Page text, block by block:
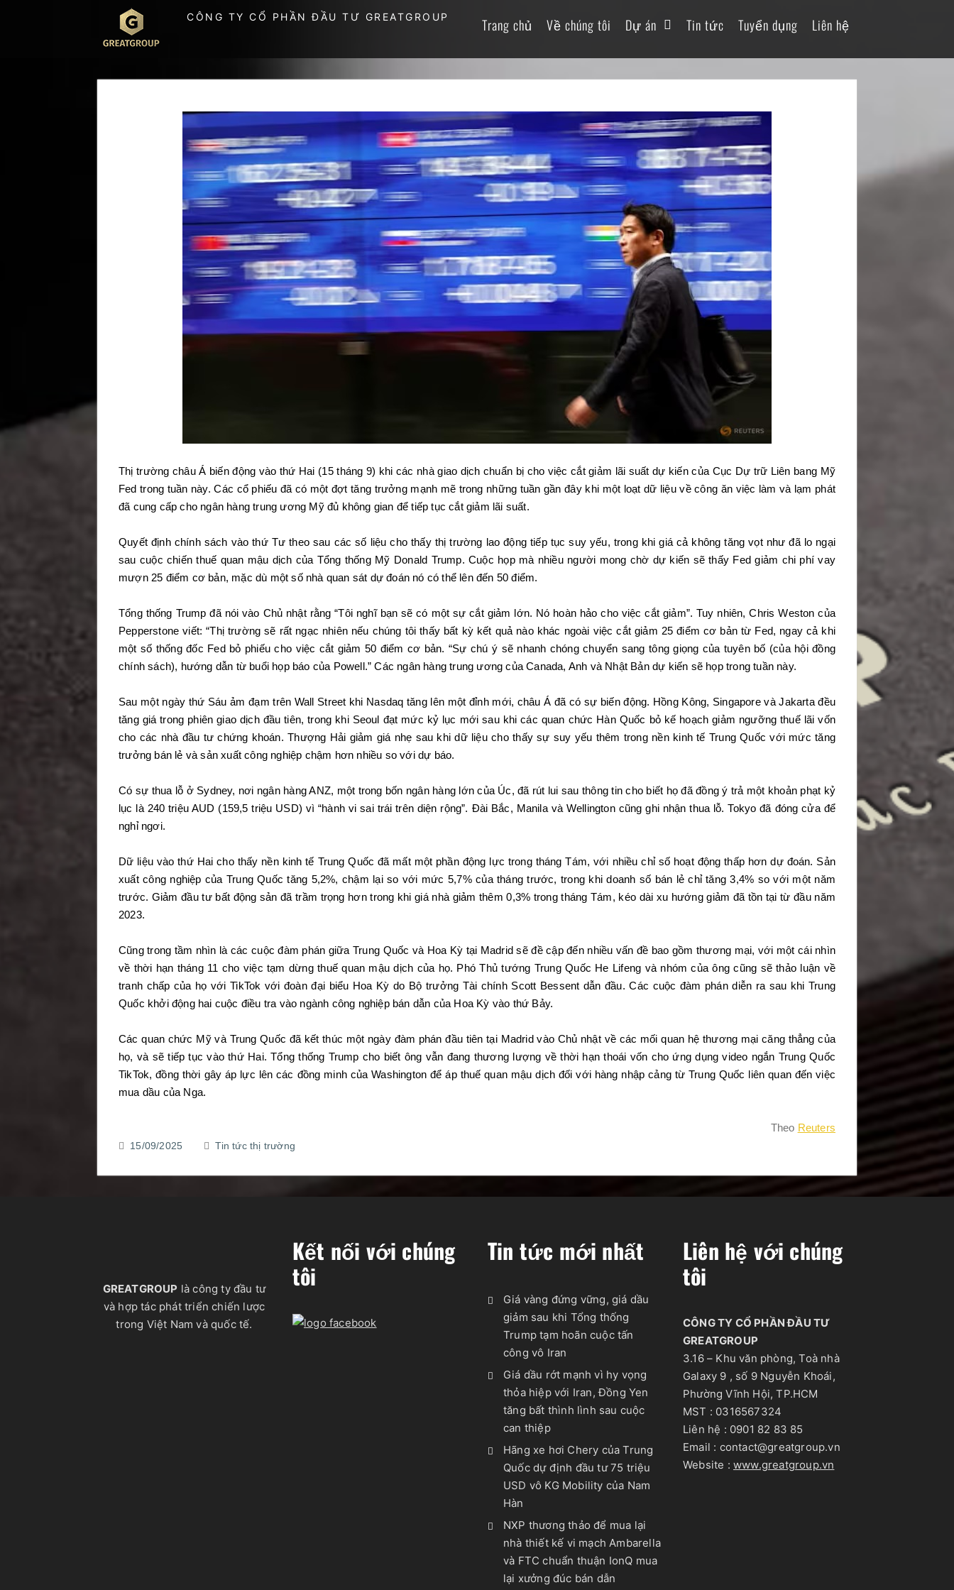
CÔNG TY CỔ PHẦN ĐẦU TƯ GREATGROUP Trang chủ Về chúng tôi Dự án Tin tức Tuyển dụng Liên hệ
Thị trường châu Á biến động vào thứ Hai (15 tháng 9) khi các nhà giao dịch chuẩn bị cho việc cắt giảm lãi suất dự kiến của Cục Dự trữ Liên bang Mỹ
Fed trong tuần này. Các cổ phiếu đã có một đợt tăng trưởng mạnh mẽ trong những tuần gần đây khi một loạt dữ liệu về công ăn việc làm và lạm phát
đã cung cấp cho ngân hàng trung ương Mỹ đủ không gian để tiếp tục cắt giảm lãi suất.
Quyết định chính sách vào thứ Tư theo sau các số liệu cho thấy thị trường lao động tiếp tục suy yếu, trong khi giá cả không tăng vọt như đã lo ngại
sau cuộc chiến thuế quan mậu dịch của Tổng thống Mỹ Donald Trump. Cuộc họp mà nhiều người mong chờ dự kiến sẽ thấy Fed giảm chi phí vay
mượn 25 điểm cơ bản, mặc dù một số nhà quan sát dự đoán nó có thể lên đến 50 điểm.
Tổng thống Trump đã nói vào Chủ nhật rằng “Tôi nghĩ bạn sẽ có một sự cắt giảm lớn. Nó hoàn hảo cho việc cắt giảm”. Tuy nhiên, Chris Weston của
Pepperstone viết: “Thị trường sẽ rất ngạc nhiên nếu chúng tôi thấy bất kỳ kết quả nào khác ngoài việc cắt giảm 25 điểm cơ bản từ Fed, ngay cả khi
một số thống đốc Fed bỏ phiếu cho việc cắt giảm 50 điểm cơ bản. “Sự chú ý sẽ nhanh chóng chuyển sang tông giọng của tuyên bố (của hội đồng
chính sách), hướng dẫn từ buổi họp báo của Powell.” Các ngân hàng trung ương của Canada, Anh và Nhật Bản dự kiến sẽ họp trong tuần này.
Sau một ngày thứ Sáu ảm đạm trên Wall Street khi Nasdaq tăng lên một đỉnh mới, châu Á đã có sự biến động. Hồng Kông, Singapore và Jakarta đều
tăng giá trong phiên giao dịch đầu tiên, trong khi Seoul đạt mức kỷ lục mới sau khi các quan chức Hàn Quốc bỏ kế hoạch giảm ngưỡng thuế lãi vốn
cho các nhà đầu tư chứng khoán. Thượng Hải giảm giá nhẹ sau khi dữ liệu cho thấy sự suy yếu thêm trong nền kinh tế Trung Quốc với mức tăng
trưởng bán lẻ và sản xuất công nghiệp chậm hơn nhiều so với dự báo.
Có sự thua lỗ ở Sydney, nơi ngân hàng ANZ, một trong bốn ngân hàng lớn của Úc, đã rút lui sau thông tin cho biết họ đã đồng ý trả một khoản phạt kỷ
lục là 240 triệu AUD (159,5 triệu USD) vì “hành vi sai trái trên diện rộng”. Đài Bắc, Manila và Wellington cũng ghi nhận thua lỗ. Tokyo đã đóng cửa để
nghỉ ngơi.
Dữ liệu vào thứ Hai cho thấy nền kinh tế Trung Quốc đã mất một phần động lực trong tháng Tám, với nhiều chỉ số hoạt động thấp hơn dự đoán. Sản
xuất công nghiệp của Trung Quốc tăng 5,2%, chậm lại so với mức 5,7% của tháng trước, trong khi doanh số bán lẻ chỉ tăng 3,4% so với một năm
trước. Giảm đầu tư bất động sản đã trầm trọng hơn trong khi giá nhà giảm thêm 0,3% trong tháng Tám, kéo dài xu hướng giảm đã tồn tại từ đầu năm
2023.
Cũng trong tầm nhìn là các cuộc đàm phán giữa Trung Quốc và Hoa Kỳ tại Madrid sẽ đề cập đến nhiều vấn đề bao gồm thương mại, với một cái nhìn
về thời hạn tháng 11 cho việc tạm dừng thuế quan mậu dịch của họ. Phó Thủ tướng Trung Quốc He Lifeng và nhóm của ông cũng sẽ thảo luận về
tranh chấp của họ với TikTok với đoàn đại biểu Hoa Kỳ do Bộ trưởng Tài chính Scott Bessent dẫn đầu. Các cuộc đàm phán diễn ra sau khi Trung
Quốc khởi động hai cuộc điều tra vào ngành công nghiệp bán dẫn của Hoa Kỳ vào thứ Bảy.
Các quan chức Mỹ và Trung Quốc đã kết thúc một ngày đàm phán đầu tiên tại Madrid vào Chủ nhật về các mối quan hệ thương mại căng thẳng của
họ, và sẽ tiếp tục vào thứ Hai. Tổng thống Trump cho biết ông vẫn đang thương lượng về thời hạn thoái vốn cho ứng dụng video ngắn Trung Quốc
TikTok, đồng thời gây áp lực lên các đồng minh của Washington để áp thuế quan mậu dịch đối với hàng nhập cảng từ Trung Quốc liên quan đến việc
mua dầu của Nga.
Theo Reuters
15/09/2025 Tin tức thị trường
GREATGROUP là công ty đầu tư
và hợp tác phát triển chiến lược
trong Việt Nam và quốc tế.
Kết nối với chúng
tôi
Tin tức mới nhất
Giá vàng đứng vững, giá dầu
giảm sau khi Tổng thống
Trump tạm hoãn cuộc tấn
công vô Iran
Giá dầu rớt mạnh vì hy vọng
thỏa hiệp với Iran, Đồng Yen
tăng bất thình lình sau cuộc
can thiệp
Hãng xe hơi Chery của Trung
Quốc dự định đầu tư 75 triệu
USD vô KG Mobility của Nam
Hàn
NXP thương thảo để mua lại
nhà thiết kế vi mạch Ambarella
và FTC chuẩn thuận IonQ mua
lại xưởng đúc bán dẫn
Liên hệ với chúng
tôi
CÔNG TY CỔ PHẦN ĐẦU TƯ
GREATGROUP
3.16 – Khu văn phòng, Toà nhà
Galaxy 9 , số 9 Nguyễn Khoái,
Phường Vĩnh Hội, TP.HCM
MST : 0316567324
Liên hệ : 0901 82 83 85
Email : contact@greatgroup.vn
Website : www.greatgroup.vn